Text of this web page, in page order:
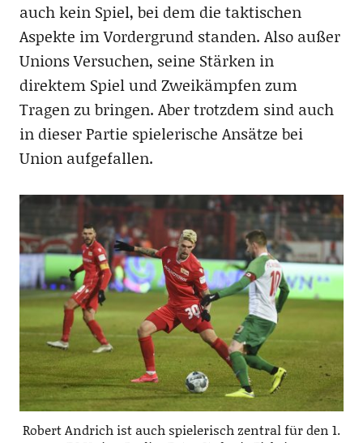
auch kein Spiel, bei dem die taktischen
Aspekte im Vordergrund standen. Also außer
Unions Versuchen, seine Stärken in
direktem Spiel und Zweikämpfen zum
Tragen zu bringen. Aber trotzdem sind auch
in dieser Partie spielerische Ansätze bei
Union aufgefallen.
Robert Andrich ist auch spielerisch zentral für den 1.